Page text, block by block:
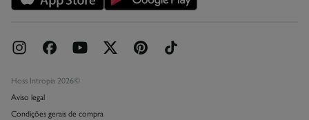
Hoss Intropia 2026©
Aviso legal
Condições gerais de compra